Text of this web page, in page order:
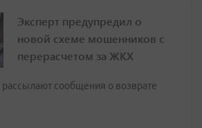
Эксперт предупредил о
новой схеме мошенников с
перерасчетом за ЖКХ
сообщения о возврате